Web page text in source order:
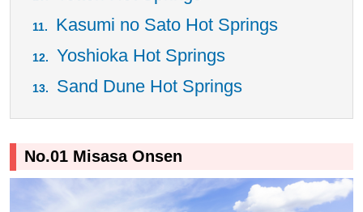
Kasumi no Sato Hot Springs
Yoshioka Hot Springs
Sand Dune Hot Springs
No.01 Misasa Onsen